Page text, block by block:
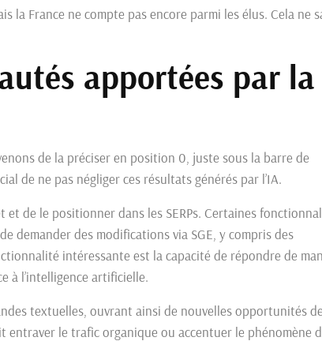
la France ne compte pas encore parmi les élus. Cela ne
apportées par la
de la préciser en position 0, juste sous la barre de
de ne pas négliger ces résultats générés par l’IA.
et de le positionner dans les SERPs. Certaines
demander des modifications via SGE, y compris des
intéressante est la capacité de répondre de
à l’intelligence artificielle.
textuelles, ouvrant ainsi de nouvelles opportunités
entraver le trafic organique ou accentuer le phénomène